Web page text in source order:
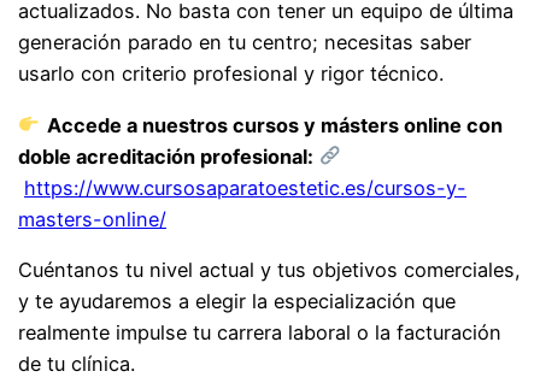
actualizados. No basta con tener un equipo de última
generación parado en tu centro; necesitas saber
usarlo con criterio profesional y rigor técnico.
Accede a nuestros cursos y másters online con
doble acreditación profesional:
https://www.cursosaparatoestetic.es/cursos-y-
masters-online/
Cuéntanos tu nivel actual y tus objetivos comerciales,
y te ayudaremos a elegir la especialización que
realmente impulse tu carrera laboral o la facturación
de tu clínica.